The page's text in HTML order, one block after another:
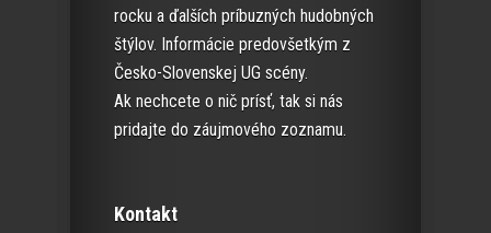
rocku a ďalších príbuzných hudobných
štýlov. Informácie predovšetkým z
Česko-Slovenskej UG scény.
Ak nechcete o nič prísť, tak si nás
pridajte do záujmového zoznamu.
Kontakt